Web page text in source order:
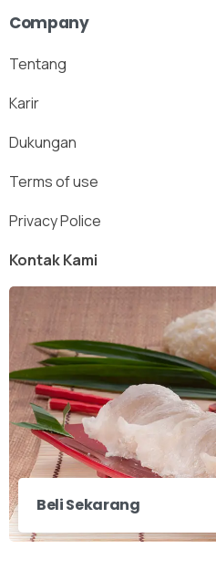
Company
Tentang
Karir
Dukungan
Terms of use
Privacy Police
Kontak Kami
Beli Sekarang